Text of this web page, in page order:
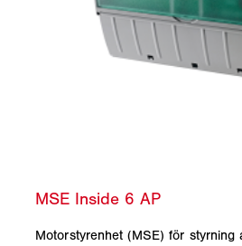
Motorstyrenhet (MSE) för styrning